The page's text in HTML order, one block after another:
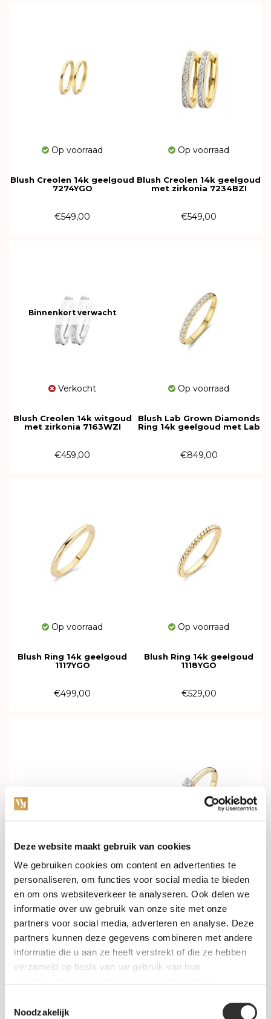
Deze website maakt gebruik van cookies
We gebruiken cookies om content en advertenties te
personaliseren, om functies voor social media te bieden
en om ons websiteverkeer te analyseren. Ook delen we
informatie over uw gebruik van onze site met onze
partners voor social media, adverteren en analyse. Deze
partners kunnen deze gegevens combineren met andere
informatie die u aan ze heeft verstrekt of die ze hebben
verzameld op basis van uw gebruik van hun
Noodzakelijk
Op voorraad
Blush Creolen 14k geelgoud
7274YGO
€549,00
Op voorraad
Blush Creolen 14k geelgoud
met zirkonia 7234BZI
€549,00
Binnenkort verwacht
Verkocht
Blush Creolen 14k witgoud
met zirkonia 7163WZI
€459,00
Op voorraad
Blush Lab Grown Diamonds
Ring 14k geelgoud met Lab
€849,00
Op voorraad
Blush Ring 14k geelgoud
1117YGO
€499,00
Op voorraad
Blush Ring 14k geelgoud
1118YGO
€529,00
Op voorraad
Blush Ring 14k geelgoud
€339,00
Op voorraad
Blush ring 14k geelgoud
met zirkonia 1112YZI
€499,00